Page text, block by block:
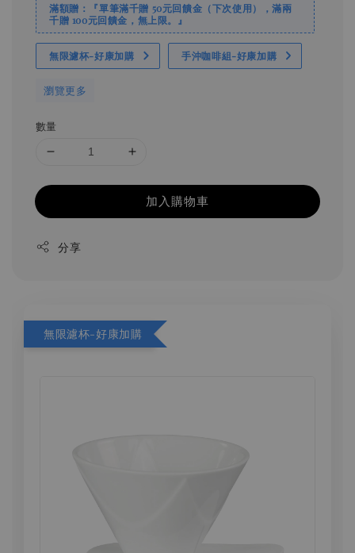
滿額贈：『單筆滿千贈 50元回饋金（下次使用），滿兩
千贈 100元回饋金，無上限。』
無限濾杯-好康加購 手沖咖啡組-好康加購
瀏覽更多
數量
加入購物車
分享
無限濾杯-好康加購